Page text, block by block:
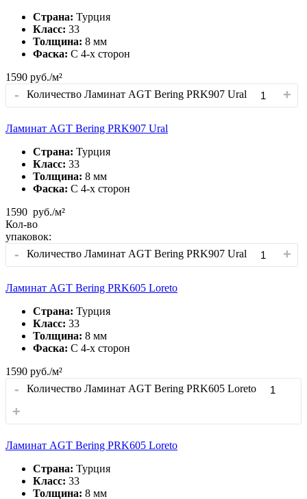
Страна: Турция
Класс: 33
Толщина: 8 мм
Фаска: С 4-x сторон
1590 руб./м²
- Количество Ламинат AGT Bering PRK907 Ural +
Ламинат AGT Bering PRK907 Ural
Страна: Турция
Класс: 33
Толщина: 8 мм
Фаска: С 4-x сторон
1590 руб./м²
Кол-во
упаковок:
- Количество Ламинат AGT Bering PRK907 Ural +
Ламинат AGT Bering PRK605 Loreto
Страна: Турция
Класс: 33
Толщина: 8 мм
Фаска: С 4-x сторон
1590 руб./м²
- Количество Ламинат AGT Bering PRK605 Loreto
+
Ламинат AGT Bering PRK605 Loreto
Страна: Турция
Класс: 33
Толщина: 8 мм